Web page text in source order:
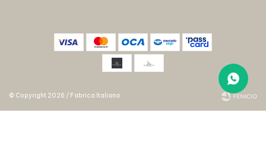
© Copyright 2026 / Fabrica Italiana